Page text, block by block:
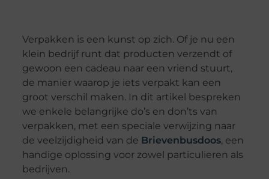
Verpakken is een kunst op zich. Of je nu een
klein bedrijf runt dat producten verzendt of
gewoon een cadeau naar een vriend stuurt,
de manier waarop je iets verpakt kan een
groot verschil maken. In dit artikel bespreken
we enkele belangrijke do’s en don’ts van
verpakken, met een speciale verwijzing naar
de veelzijdigheid van de Brievenbusdoos, een
handige oplossing voor zowel particulieren als
bedrijven.